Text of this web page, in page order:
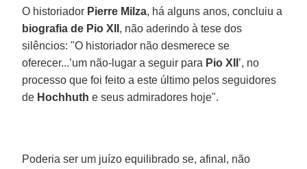
O historiador Pierre Milza, há alguns anos, concluiu a
biografia de Pio XII , não aderindo à tese dos
silêncios: "O historiador não desmerece se
oferecer...’um não-lugar a seguir para Pio XII ’, no
processo que foi feito a este último pelos seguidores
de Hochhuth e seus admiradores hoje".
Poderia ser um juízo equilibrado se, afinal, não